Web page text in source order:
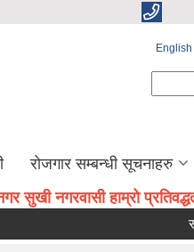
English
रोजगार सम्बन्धी सूचनाहरु
सुखी नगरवासी हाम्रो